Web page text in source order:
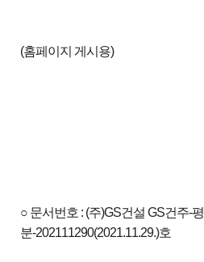
(홈페이지 게시용)
○ 문서번호 : (주)GS건설 GS건주-평
분-202111290(2021.11.29.)호